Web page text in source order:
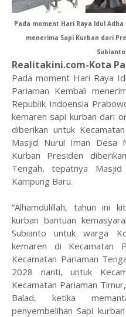
Pada moment Hari Raya Idul Adha
menerima Sapi Kurban dari
Realitakini.com-Kota
Pada moment Hari Raya
Pariaman Kembali
Republik Indoensia
kemaren sapi kurban dari
diberikan untuk
Masjid Nurul Iman Desa
Kurban Presiden
Tengah, tepatnya
Kampung Baru.
“Alhamdulillah, tahun ini
kurban bantuan
Subianto untuk warga
kemaren di Kecamatan
Kecamatan Pariaman
2028 nanti, untuk
Kecamatan Pariaman
Balad, ketika
penyembelihan Sapi